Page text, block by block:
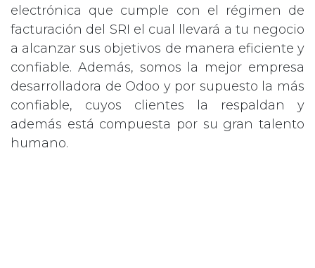
electrónica que cumple con el régimen de
facturación del SRI el cual llevará a tu negocio
a alcanzar sus objetivos de manera eficiente y
confiable. Además, somos la mejor empresa
desarrolladora de Odoo y por supuesto la más
confiable, cuyos clientes la respaldan y
además está compuesta por su gran talento
humano.